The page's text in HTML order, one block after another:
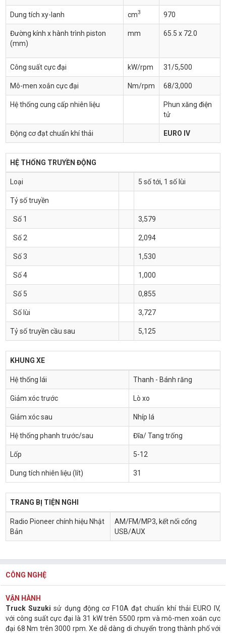
Dung tích xy-lanh cm3 970
Đường kính x hành trình piston
(mm)
mm 65.5 x 72.0
Công suất cực đại kW/rpm 31/5,500
Mô-men xoắn cực đại Nm/rpm 68/3,000
Hệ thống cung cấp nhiên liệu
Phun xăng điện
tử
Động cơ đạt chuẩn khí thải EURO IV
HỆ THỐNG TRUYỀN ĐỘNG
Loại 5 số tới, 1 số lùi
Tỷ số truyền
Số 1 3,579
Số 2 2,094
Số 3 1,530
Số 4 1,000
Số 5 0,855
Số lùi 3,727
Tỷ số truyền cầu sau 5,125
KHUNG XE
Hệ thống lái Thanh - Bánh răng
Giảm xóc trước Lò xo
Giảm xóc sau Nhíp lá
Hệ thống phanh trước/sau Đĩa/ Tang trống
Lốp 5-12
Dung tích nhiên liệu (lít) 31
TRANG BỊ TIỆN NGHI
Radio Pioneer chính hiệu Nhật
Bản
AM/FM/MP3, kết nối cổng
USB/AUX
CÔNG NGHỆ
VẬN HÀNH
Truck Suzuki sử dụng động cơ F10A đạt chuẩn khí thải EURO IV,
với công suất cực đại là 31 kW trên 5500 rpm và mô-men xoắn cực
đại 68 Nm trên 3000 rpm. Xe dễ dàng di chuyển trong thành phố với